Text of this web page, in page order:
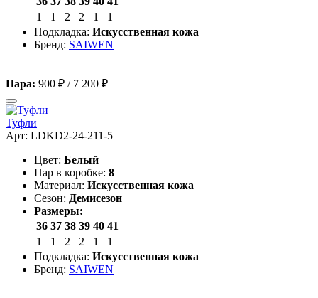
1
1 2 2 1
1
Подкладка: Искусственная кожа
Бренд: SAIWEN
Пара: 900 ₽ / 7 200 ₽
Туфли
Арт: LDKD2-24-211-5
Цвет: Белый
Пар в коробке: 8
Материал: Искусственная кожа
Сезон: Демисезон
Размеры:
36 37 38 39 40 41
1
1 2 2 1
1
Подкладка: Искусственная кожа
Бренд: SAIWEN